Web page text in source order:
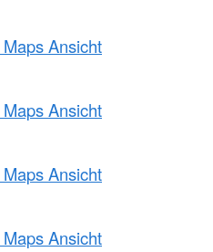
Ansicht
Ansicht
Ansicht
Ansicht